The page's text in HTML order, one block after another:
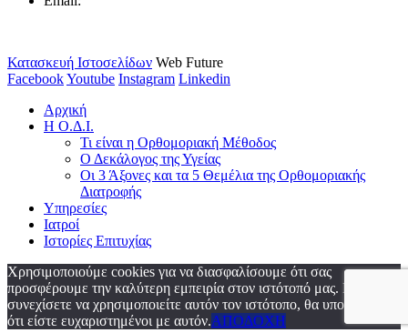
Κατασκευή Ιστοσελίδων Web Future
FacebookYoutube Instagram Linkedin
Αρχική
Η Ο.Δ.Ι.
Τι είναι η Ορθομοριακή Μέθοδος
Ο Δεκάλογος της Υγείας
Οι 3 Άξονες και τα 5 Θεμέλια της Ορθομοριακής
Διατροφής
Υπηρεσίες
Ιατροί
Ιστορίες Επιτυχίας
Χρησιμοποιούμε cookies για να διασφαλίσουμε ότι σας
προσφέρουμε την καλύτερη εμπειρία στον ιστότοπό μας. Εάν
συνεχίσετε να χρησιμοποιείτε αυτόν τον ιστότοπο, θα υποθέσουμε
ότι είστε ευχαριστημένοι με αυτόν.ΑΠΟΔΟΧΗ